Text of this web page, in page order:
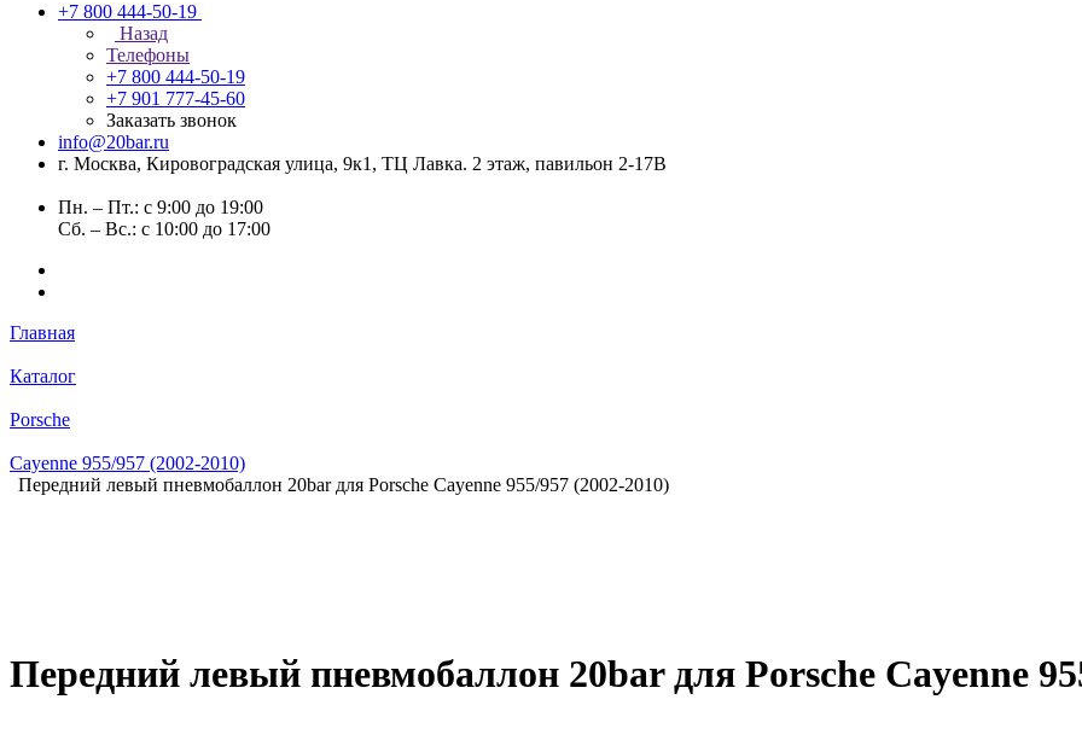
+7 800 444-50-19
Назад
Телефоны
+7 800 444-50-19
+7 901 777-45-60
Заказать звонок
info@20bar.ru
г. Москва, Кировоградская улица, 9к1, ТЦ Лавка. 2 этаж, павильон 2-17В
Пн. – Пт.: с 9:00 до 19:00
Сб. – Вс.: с 10:00 до 17:00
Главная
Каталог
Porsche
Cayenne 955/957 (2002-2010)
Передний левый пневмобаллон 20bar для Porsche Cayenne 955/957 (2002-2010)
Передний левый пневмобаллон 20bar для Porsche Cayenne